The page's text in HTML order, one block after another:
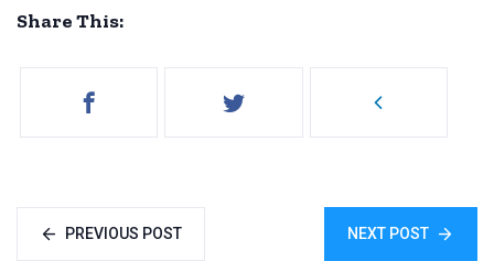
Share This:
PREVIOUS POST NEXT POST